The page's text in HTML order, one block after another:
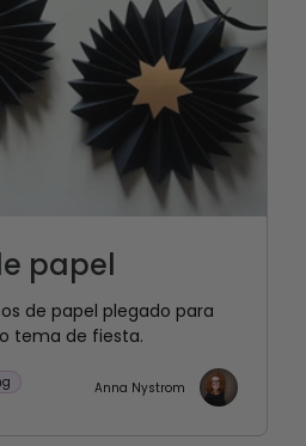
papel
de papel plegado para
tema de fiesta.
Anna Nystrom